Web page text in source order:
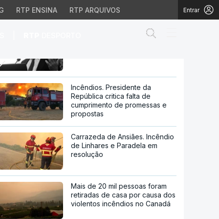
RTP ENSINA RTP ARQUIVOS Entrar
de Marcelo
Vital Moreira dá nota negativa à
Incêndios. Presidente da
República critica falta de
cumprimento de promessas e
propostas
Carrazeda de Ansiães. Incêndio
de Linhares e Paradela em
resolução
Mais de 20 mil pessoas foram
retiradas de casa por causa dos
violentos incêndios no Canadá